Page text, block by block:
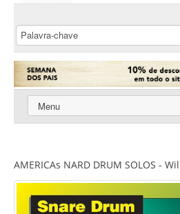
AMERICAs NARD DRUM SOLOS -